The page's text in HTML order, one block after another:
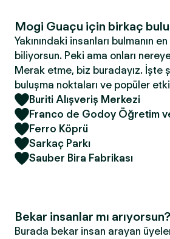
Mogi Guaçu için birkaç
Yakınındaki insanları bulmanın
biliyorsun. Peki ama onları
Merak etme, biz buradayız. İşte
buluşma noktaları ve popüler
Buriti Alışveriş Merkezi
Franco de Godoy Öğretim
Ferro Köprü
Sarkaç Parkı
Sauber Bira Fabrikası
Bekar insanlar mı
Burada bekar insan arayan